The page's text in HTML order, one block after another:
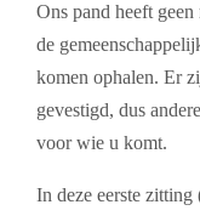
Ons pand heeft
de
komen ophalen. Er
gevestigd, dus
voor wie u komt.
In deze eerste